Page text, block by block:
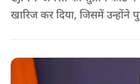
खारिज कर दिया, जिसमें
केंद्र बन गई है.